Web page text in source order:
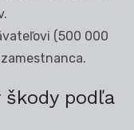
(500 000
škody podľa